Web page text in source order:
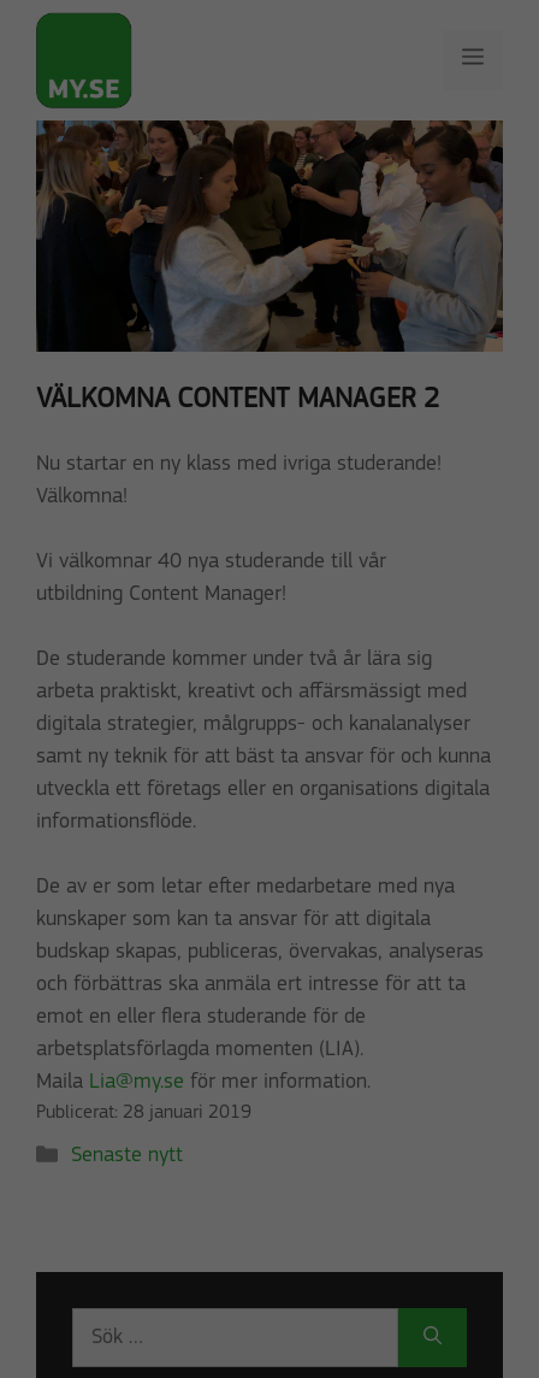
Hoppa
innehåll
Meny
VÄLKOMNA CONTENT MANAGER 2
Nu startar en ny klass med ivriga studerande!
Välkomna!
Vi välkomnar 40 nya studerande till vår
utbildning Content Manager!
De studerande kommer under två år lära sig
arbeta praktiskt, kreativt och affärsmässigt med
digitala strategier, målgrupps- och kanalanalyser
samt ny teknik för att bäst ta ansvar för och kunna
utveckla ett företags eller en organisations digitala
informationsflöde.
De av er som letar efter medarbetare med nya
kunskaper som kan ta ansvar för att digitala
budskap skapas, publiceras, övervakas, analyseras
och förbättras ska anmäla ert intresse för att ta
emot en eller flera studerande för de
arbetsplatsförlagda momenten (LIA).
Maila Lia@my.se för mer information.
Publicerat: 28 januari 2019
Kategorier
Senaste nytt
Sök